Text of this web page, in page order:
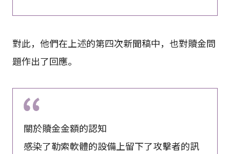
對此，他們在上述的第四次新聞稿中，也對贖金問
題作出了回應。
關於贖金金額的認知
感染了勒索軟體的設備上留下了攻擊者的訊